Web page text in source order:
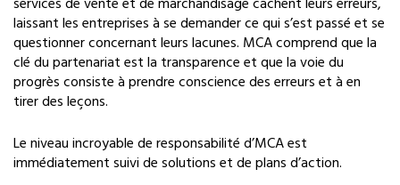
services de vente et de marchandisage cachent leurs erreurs,
laissant les entreprises à se demander ce qui s’est passé et se
questionner concernant leurs lacunes. MCA comprend que la
clé du partenariat est la transparence et que la voie du
progrès consiste à prendre conscience des erreurs et à en
tirer des leçons.
Le niveau incroyable de responsabilité d’MCA est
immédiatement suivi de solutions et de plans d’action.